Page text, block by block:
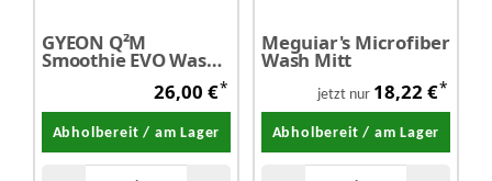
GYEON Q²M
Smoothie EVO Wash
Waschhandschuh
26,00 €*
Abholbereit / am Lager
Meguiar's Microfiber
Wash Mitt
jetzt nur 18,22 €*
Abholbereit / am Lager